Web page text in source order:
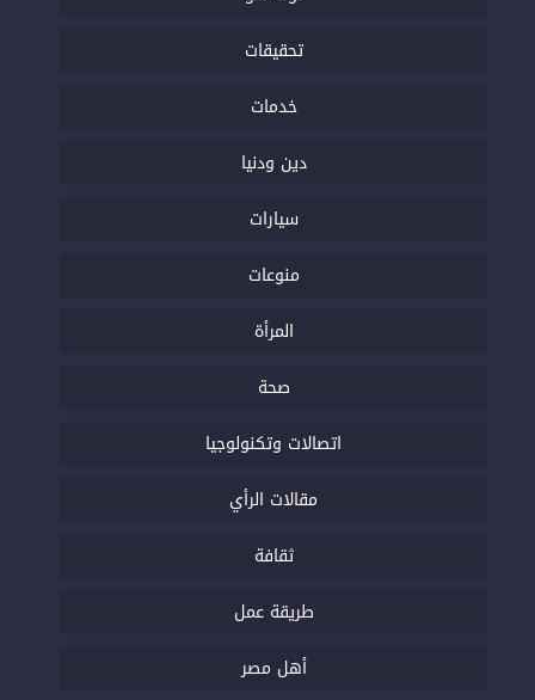
تحقيقات
خدمات
دين ودنيا
سيارات
منوعات
المرأة
صحة
اتصالات وتكنولوجيا
مقالات الرأي
ثقافة
طريقة عمل
أهل مصر